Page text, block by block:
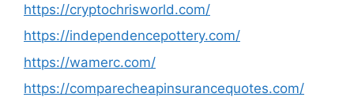
https://cryptochrisworld.com/
https://independencepottery.com/
https://wamerc.com/
https://comparecheapinsurancequotes.com/